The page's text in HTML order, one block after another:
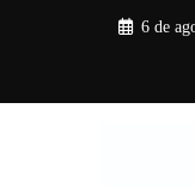
6 de